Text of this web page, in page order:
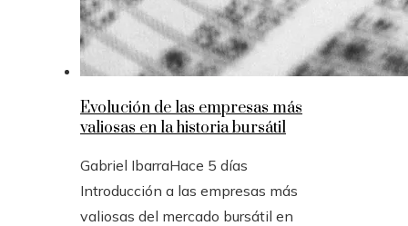
Evolución de las empresas más
valiosas en la historia bursátil
Gabriel IbarraHace 5 días
Introducción a las empresas más
valiosas del mercado bursátil en